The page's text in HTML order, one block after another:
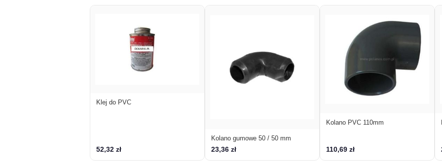
Klej do PVC
52,32 zł
Kolano gumowe 50 / 50 mm
23,36 zł
Kolano PVC 110mm
110,69 zł